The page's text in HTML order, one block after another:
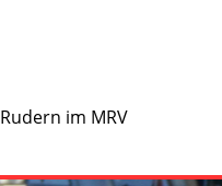
Rudern im MRV